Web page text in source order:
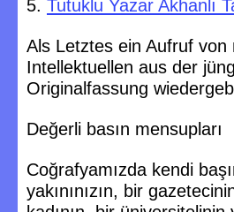
5. Tutuklu Yazar Akhanlı
Als Letztes ein Aufruf
Intellektuellen aus der
Originalfassung
Değerli basın mensupları
Coğrafyamızda kendi
yakınınızın, bir